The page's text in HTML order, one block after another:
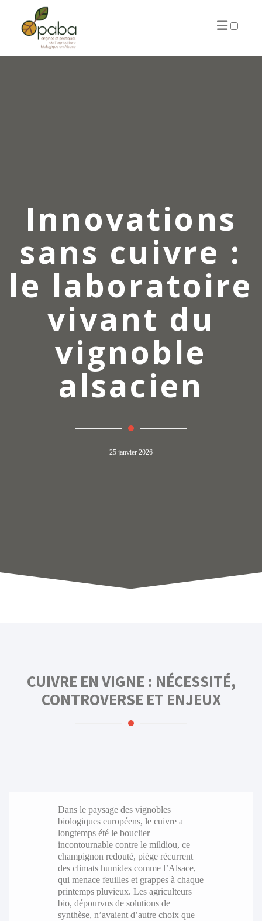
Innovations
sans cuivre :
le laboratoire
vivant du
vignoble
alsacien
25 janvier 2026
CUIVRE EN VIGNE : NÉCESSITÉ,
CONTROVERSE ET ENJEUX
Dans le paysage des vignobles
biologiques européens, le cuivre a
longtemps été le bouclier
incontournable contre le mildiou, ce
champignon redouté, piège récurrent
des climats humides comme l’Alsace,
qui menace feuilles et grappes à chaque
printemps pluvieux. Les agriculteurs
bio, dépourvus de solutions de
synthèse, n’avaient d’autre choix que